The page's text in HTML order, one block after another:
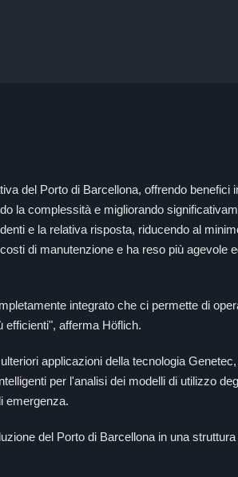
del Porto di Barcellona, offrendo benefici
la complessità e migliorando
e la relativa risposta, riducendo al
di manutenzione e ha reso più agevole
integrato che ci permette di
afferma Höflich.
applicazioni della tecnologia
per l'analisi dei modelli di utilizzo
emergenza.
del Porto di Barcellona in una